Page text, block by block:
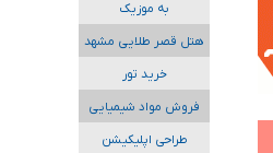
به موزیک
هتل قصر طلایی مشهد
خرید تور
فروش مواد شیمیایی
طراحی اپلیکیشن